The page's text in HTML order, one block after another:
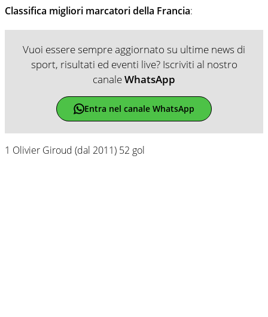
Classifica migliori marcatori della Francia:
Vuoi essere sempre aggiornato su ultime news di
sport, risultati ed eventi live? Iscriviti al nostro
canaleWhatsApp
Entra nel canale WhatsApp
1 Olivier Giroud (dal 2011) 52 gol